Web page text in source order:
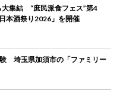
集結 “庶民派食フェス”第4
本酒祭り2026」を開催
埼玉県加須市の「ファミリー